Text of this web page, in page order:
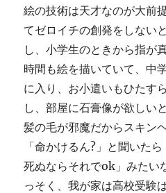
絵の技術は天才なのが大前
てゼロイチの創発をしない
し、小学生のときから指が
時間も絵を描いていて、中
に入り、お小遣いもひたす
し、部屋に石膏像が欲しい
髪の毛が邪魔だからスキン
「命かけるん?」と聞いた
死ぬならそれでok」みたい
っそく、我が家は高校受験